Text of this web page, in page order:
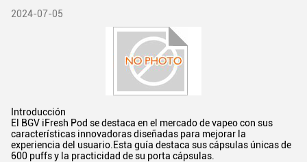
2024-07-05
Introducción
El BGV iFresh Pod se destaca en el mercado de vapeo con sus
características innovadoras diseñadas para mejorar la
experiencia del usuario.Esta guía destaca sus cápsulas únicas de
600 puffs y la practicidad de su porta cápsulas.